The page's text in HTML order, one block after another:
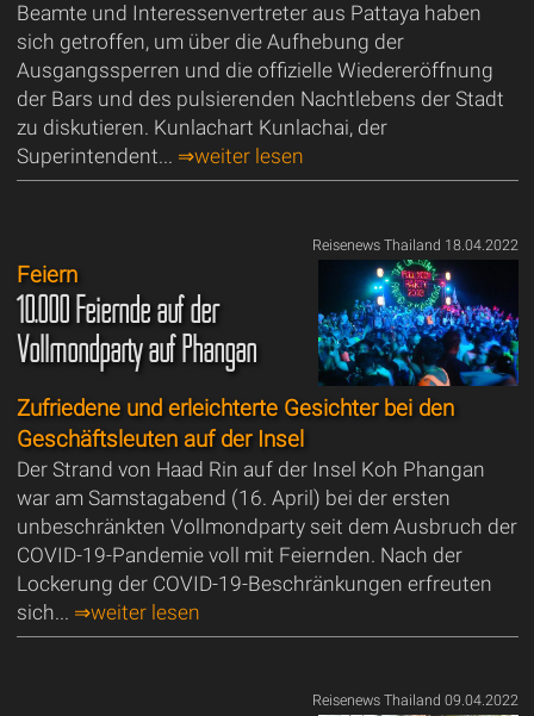
Beamte und Interessenvertreter aus Pattaya haben
sich getroffen, um über die Aufhebung der
Ausgangssperren und die offizielle Wiedereröffnung
der Bars und des pulsierenden Nachtlebens der Stadt
zu diskutieren. Kunlachart Kunlachai, der
Superintendent... ⇒weiter lesen
Reisenews Thailand 18.04.2022
Feiern
10.000 Feiernde auf der
Vollmondparty auf Phangan
Zufriedene und erleichterte Gesichter bei den
Geschäftsleuten auf der Insel
Der Strand von Haad Rin auf der Insel Koh Phangan
war am Samstagabend (16. April) bei der ersten
unbeschränkten Vollmondparty seit dem Ausbruch der
COVID-19-Pandemie voll mit Feiernden. Nach der
Lockerung der COVID-19-Beschränkungen erfreuten
sich... ⇒weiter lesen
Reisenews Thailand 09.04.2022